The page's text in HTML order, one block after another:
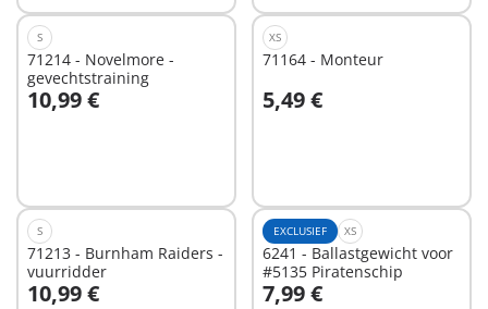
S
71214 - Novelmore -
gevechtstraining
10,99 €
XS
71164 - Monteur
5,49 €
S
71213 - Burnham Raiders -
vuurridder
10,99 €
EXCLUSIEF XS
6241 - Ballastgewicht voor
#5135 Piratenschip
7,99 €